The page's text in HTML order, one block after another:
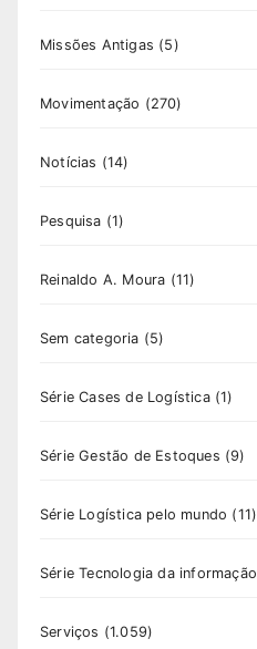
Missões Antigas (5)
Movimentação (270)
Notícias (14)
Pesquisa (1)
Reinaldo A. Moura (11)
Sem categoria (5)
Série Cases de Logística(1)
Série Gestão de Estoques (9)
Série Logística pelo mundo (11)
Série Tecnologia da informação
Serviços (1.059)